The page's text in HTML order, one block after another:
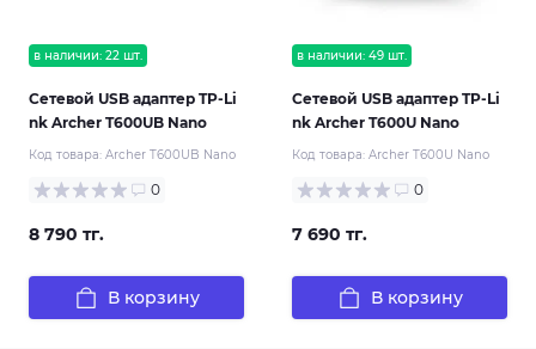
в наличии: 22 шт.
Сетевой USB адаптер TP-Li
nk Archer T600UB Nano
Код товара: Archer T600UB Nano
0
8 790 тг.
В корзину
в наличии: 49 шт.
Сетевой USB адаптер TP-Li
nk Archer T600U Nano
Код товара: Archer T600U Nano
0
7 690 тг.
В корзину